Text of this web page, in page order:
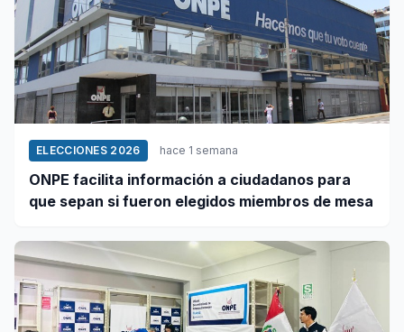
ELECCIONES 2026 hace 1 semana
ONPE facilita información a ciudadanos para
que sepan si fueron elegidos miembros de mesa